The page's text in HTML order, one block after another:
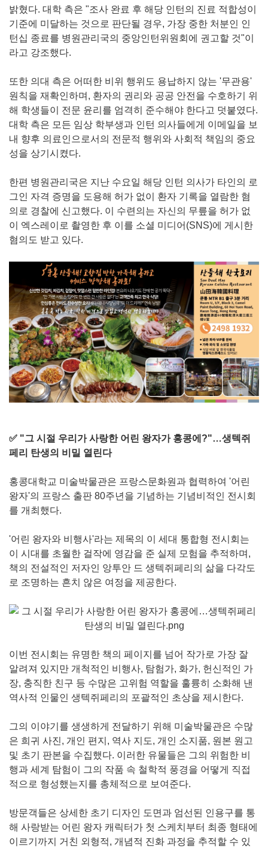
밝혔다. 대학 측은 "조사 완료 후 해당 인턴의 진료 적합성이
기준에 미달하는 것으로 판단될 경우, 가장 중한 처분인 인
턴십 종료를 병원관리국의 중앙인턴위원회에 권고할 것"이
라고 강조했다.
또한 의대 측은 어떠한 비위 행위도 용납하지 않는 '무관용'
원칙을 재확인하며, 환자의 권리와 공공 안전을 수호하기 위
해 학생들이 전문 윤리를 엄격히 준수해야 한다고 덧붙였다.
대학 측은 모든 임상 학부생과 인턴 의사들에게 이메일을 보
내 향후 의료인으로서의 전문적 행위와 사회적 책임의 중요
성을 상기시켰다.
한편 병원관리국은 지난 수요일 해당 인턴 의사가 타인의 로
그인 자격 증명을 도용해 허가 없이 환자 기록을 열람한 혐
의로 경찰에 신고했다. 이 수련의는 자신의 무릎을 허가 없
이 엑스레이로 촬영한 후 이를 소셜 미디어(SNS)에 게시한
혐의도 받고 있다.
✅ "그 시절 우리가 사랑한 어린 왕자가 홍콩에?"…생텍쥐
페리 탄생의 비밀 열린다
홍콩대학교 미술박물관은 프랑스문화원과 협력하여 '어린
왕자'의 프랑스 출판 80주년을 기념하는 기념비적인 전시회
를 개최했다.
'어린 왕자와 비행사'라는 제목의 이 세대 통합형 전시회는
이 시대를 초월한 걸작에 영감을 준 실제 모험을 추적하며,
책의 전설적인 저자인 앙투안 드 생텍쥐페리의 삶을 다각도
로 조명하는 흔치 않은 여정을 제공한다.
이번 전시회는 유명한 책의 페이지를 넘어 작가로 가장 잘
알려져 있지만 개척적인 비행사, 탐험가, 화가, 헌신적인 가
장, 충직한 친구 등 수많은 고위험 역할을 훌륭히 소화해 낸
역사적 인물인 생텍쥐페리의 포괄적인 초상을 제시한다.
그의 이야기를 생생하게 전달하기 위해 미술박물관은 수많
은 희귀 사진, 개인 편지, 역사 지도, 개인 소지품, 원본 원고
및 초기 판본을 수집했다. 이러한 유물들은 그의 위험한 비
행과 세계 탐험이 그의 작품 속 철학적 풍경을 어떻게 직접
적으로 형성했는지를 총체적으로 보여준다.
방문객들은 상세한 초기 디자인 도면과 엄선된 인용구를 통
해 사랑받는 어린 왕자 캐릭터가 첫 스케치부터 최종 형태에
이르기까지 거친 외형적, 개념적 진화 과정을 추적할 수 있